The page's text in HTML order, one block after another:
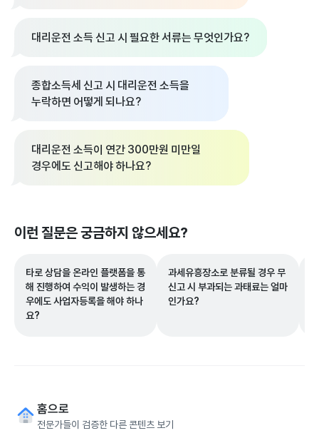
대리운전 소득 신고 시 필요한 서류는 무엇인가요?
종합소득세 신고 시 대리운전 소득을
누락하면 어떻게 되나요?
대리운전 소득이 연간 300만원 미만일
경우에도 신고해야 하나요?
이런 질문은 궁금하지 않으세요?
타로 상담을 온라인 플랫폼을 통
해 진행하여 수익이 발생하는 경
우에도 사업자등록을 해야 하나
요?
과세유흥장소로 분류될 경우 무
신고 시 부과되는 과태료는 얼마
인가요?
홈으로
전문가들이 검증한 다른 콘텐츠 보기